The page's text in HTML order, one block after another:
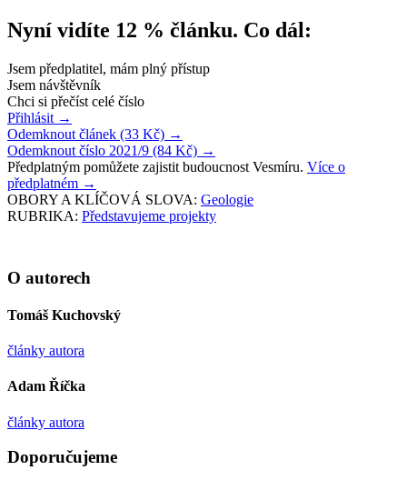
Nyní vidíte 12 % článku. Co dál:
Jsem předplatitel, mám plný přístup
Jsem návštěvník
Chci si přečíst celé číslo
Přihlásit →
Odemknout článek (33 Kč) →
Odemknout číslo 2021/9 (84 Kč) →
Předplatným pomůžete zajistit budoucnost Vesmíru. Více o
předplatném →
OBORY A KLÍČOVÁ SLOVA: Geologie
RUBRIKA: Představujeme projekty
O autorech
Tomáš Kuchovský
články autora
Adam Říčka
články autora
Doporučujeme